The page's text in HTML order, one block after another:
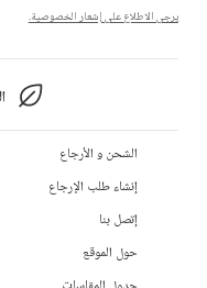
يرجى الاطلاع على إشعار الخصوصية.
الشحن و الأرجاع
إنشاء طلب الإرجاع
إتصل بنا
حول الموقع